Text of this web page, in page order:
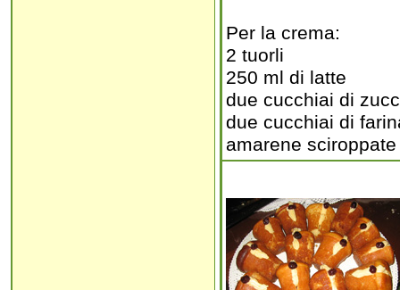
Per la crema:
2 tuorli
250 ml di latte
due cucchiai di
due cucchiai di
amarene sciroppate